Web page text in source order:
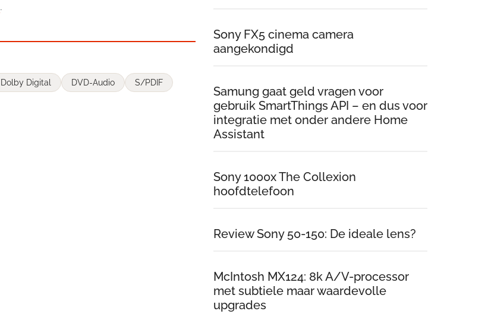
.
Dolby Digital DVD-Audio
S/PDIF
Sony FX5 cinema camera
aangekondigd
Samung gaat geld vragen voor
gebruik SmartThings API – en dus voor
integratie met onder andere Home
Assistant
Sony 1000x The Collexion
hoofdtelefoon
Review Sony 50-150: De ideale lens?
McIntosh MX124: 8k A/V-processor
met subtiele maar waardevolle
upgrades